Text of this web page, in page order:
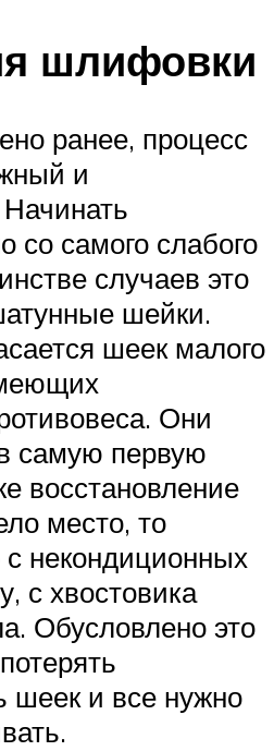
шлифовки
ранее, процесс
и
со самого слабого
случаев это
шейки.
шеек малого
Они
самую первую
восстановление
место, то
некондиционных
с хвостовика
Обусловлено это
шеек и все нужно